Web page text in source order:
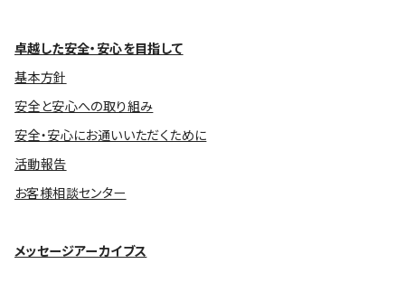
卓越した安全・安心を目指して
基本方針
安全と安心への取り組み
安全・安心にお通いいただくために
活動報告
お客様相談センター
メッセージアーカイブス